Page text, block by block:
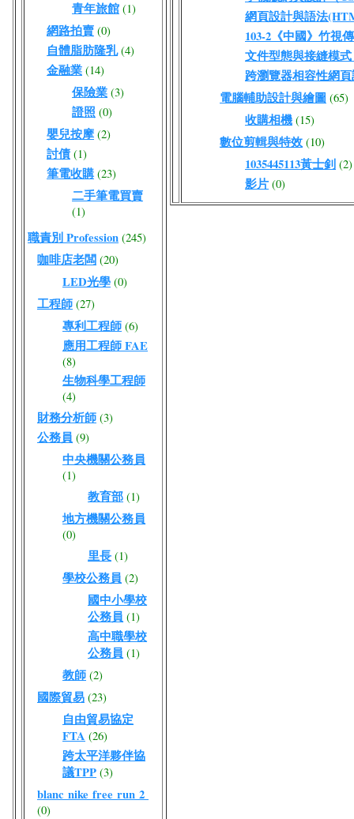
青年旅館 (1)
網路拍賣 (0)
自體脂肪隆乳 (4)
金融業 (14)
保險業 (3)
證照 (0)
嬰兒按摩 (2)
討債 (1)
筆電收購 (23)
二手筆電買賣
(1)
職責別 Profession (245)
咖啡店老闆 (20)
LED光學 (0)
工程師 (27)
專利工程師 (6)
應用工程師 FAE
(8)
生物科學工程師
(4)
財務分析師 (3)
公務員 (9)
中央機關公務員
(1)
教育部 (1)
地方機關公務員
(0)
里長 (1)
學校公務員 (2)
國中小學校
公務員 (1)
高中職學校
公務員 (1)
教師 (2)
國際貿易 (23)
自由貿易協定
FTA (26)
跨太平洋夥伴協
議TPP (3)
blanc nike free run 2
(0)
網頁設計與語法
103-2《中國》竹視
文件型態與接縫模
跨瀏覽器相容性網
電腦輔助設計與繪圖 (65)
收購相機 (15)
數位剪輯與特效 (10)
1035445113黃士釗 (2)
影片 (0)